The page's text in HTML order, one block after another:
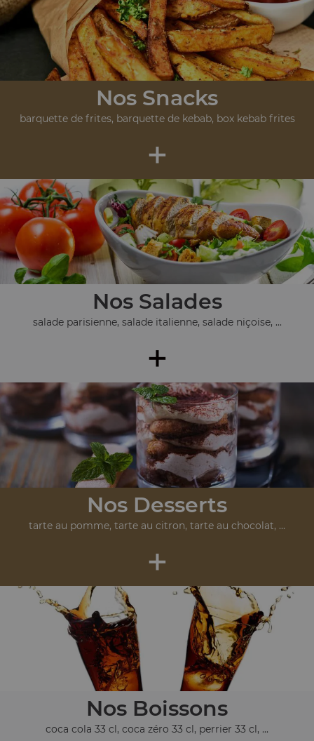
Nos Snacks
barquette de frites, barquette de kebab, box kebab frites
+
Nos Salades
salade parisienne, salade italienne, salade niçoise, ...
+
Nos Desserts
tarte au pomme, tarte au citron, tarte au chocolat, ...
+
Nos Boissons
coca cola 33 cl, coca zéro 33 cl, perrier 33 cl, ...